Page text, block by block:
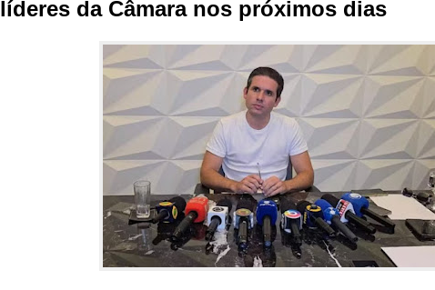
líderes da Câmara nos próximos dias